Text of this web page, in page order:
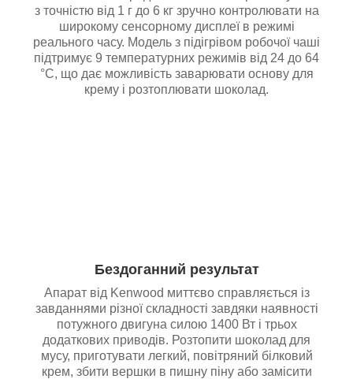
з точністю від 1 г до 6 кг зручно контролювати на
широкому сенсорному дисплеї в режимі
реального часу. Модель з підігрівом робочої чаші
підтримує 9 температурних режимів від 24 до 64
°С, що дає можливість заварювати основу для
крему і розтоплювати шоколад.
Бездоганний результат
Апарат від Kenwood миттєво справляється із
завданнями різної складності завдяки наявності
потужного двигуна силою 1400 Вт і трьох
додаткових приводів. Розтопити шоколад для
мусу, приготувати легкий, повітряний білковий
крем, збити вершки в пишну піну або замісити